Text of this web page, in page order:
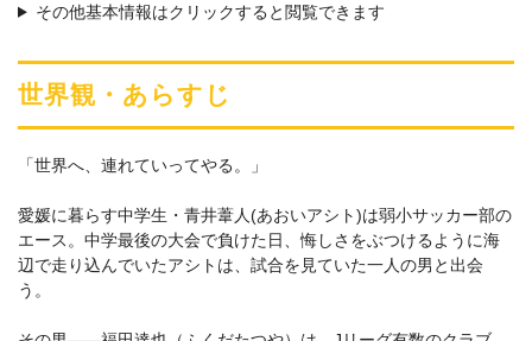
その他基本情報はクリックすると閲覧できます
世界観・あらすじ
「世界へ、連れていってやる。」
愛媛に暮らす中学生・青井葦人(あおいアシト)は弱小サッカー部の
エース。中学最後の大会で負けた日、悔しさをぶつけるように海
辺で走り込んでいたアシトは、試合を見ていた一人の男と出会
う。